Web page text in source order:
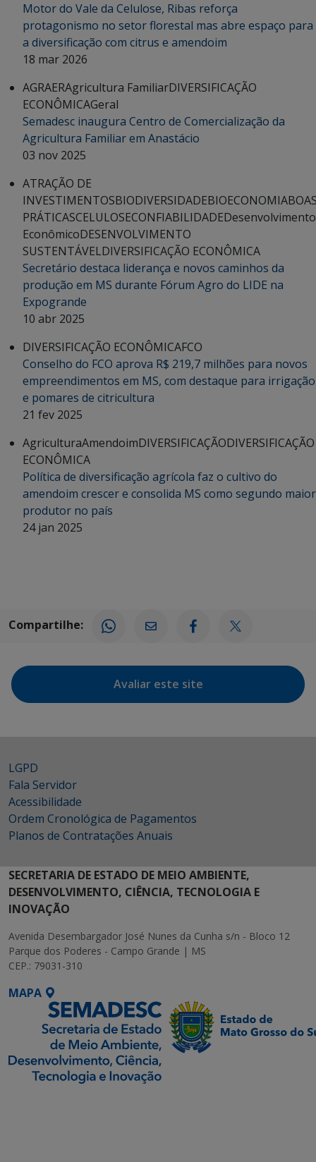
Motor do Vale da Celulose, Ribas reforça
protagonismo no setor florestal mas abre espaço para
a diversificação com citrus e amendoim
18 mar 2026
AGRAERAgricultura FamiliarDIVERSIFICAÇÃO
ECONÔMICAGeral
Semadesc inaugura Centro de Comercialização da
Agricultura Familiar em Anastácio
03 nov 2025
ATRAÇÃO DE
INVESTIMENTOSBIODIVERSIDADEBIOECONOMIA
PRÁTICASCELULOSECONFIABILIDADEDesenvolvimento
EconômicoDESENVOLVIMENTO
SUSTENTÁVELDIVERSIFICAÇÃO ECONÔMICA
Secretário destaca liderança e novos caminhos da
produção em MS durante Fórum Agro do LIDE na
Expogrande
10 abr 2025
DIVERSIFICAÇÃO ECONÔMICAFCO
Conselho do FCO aprova R$ 219,7 milhões para novos
empreendimentos em MS, com destaque para irrigação
e pomares de citricultura
21 fev 2025
AgriculturaAmendoimDIVERSIFICAÇÃODIVERSIFICAÇÃO
ECONÔMICA
Política de diversificação agrícola faz o cultivo do
amendoim crescer e consolida MS como segundo maior
produtor no país
24 jan 2025
Compartilhe:
Avaliar este site
LGPD
Fala Servidor
Acessibilidade
Ordem Cronológica de Pagamentos
Planos de Contratações Anuais
SECRETARIA DE ESTADO DE MEIO AMBIENTE,
DESENVOLVIMENTO, CIÊNCIA, TECNOLOGIA E
INOVAÇÃO
Avenida Desembargador José Nunes da Cunha s/n - Bloco 12
Parque dos Poderes - Campo Grande | MS
CEP.: 79031-310
MAPA